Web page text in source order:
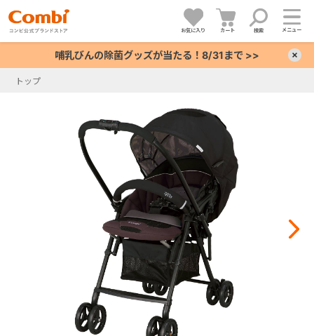
お気に入り カート 検索 メニュー
哺乳びんの除菌グッズが当たる！8/31まで >>
トップ